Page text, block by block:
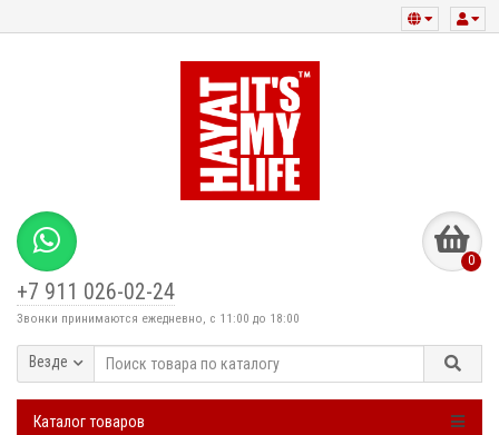
+7 911 026-02-24
Звонки принимаются ежедневно, с 11:00 до 18:00
0
Везде
Каталог товаров